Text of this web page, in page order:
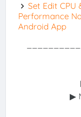
Set Edit CPU
Performance
Android App
▶